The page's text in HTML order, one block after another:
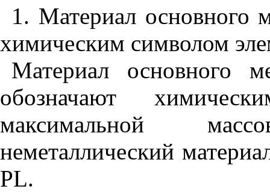
1. Материал основного
химическим символом
Материал основного
обозначают
максимальной
неметаллический
PL.